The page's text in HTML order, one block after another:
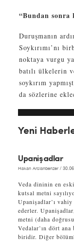
“Bundan sonra
Duruşmanın
Soykırımı’nı
noktaya vurgu
batılı ülkelerin
soykırım
da sözlerine
Yeni
Upanişadlar
Hakan Arslanbenzer /
Veda dininin en
kutsal metni
Upanişadlar’ı
ederler.
metni (daha
Vedalar’ın dört ana
biridir. Diğer